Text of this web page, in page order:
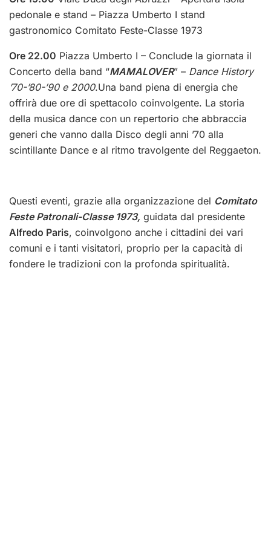
pedonale e stand – Piazza Umberto I stand
gastronomico Comitato Feste-Classe 1973
Ore 22.00 Piazza Umberto I – Conclude la giornata il
Concerto della band “MAMALOVER” – Dance History
’70-’80-’90 e 2000.Una band piena di energia che
offrirà due ore di spettacolo coinvolgente. La storia
della musica dance con un repertorio che abbraccia
generi che vanno dalla Disco degli anni ’70 alla
scintillante Dance e al ritmo travolgente del Reggaeton.
Questi eventi, grazie alla organizzazione del Comitato
Feste Patronali-Classe 1973, guidata dal presidente
Alfredo Paris, coinvolgono anche i cittadini dei vari
comuni e i tanti visitatori, proprio per la capacità di
fondere le tradizioni con la profonda spiritualità.